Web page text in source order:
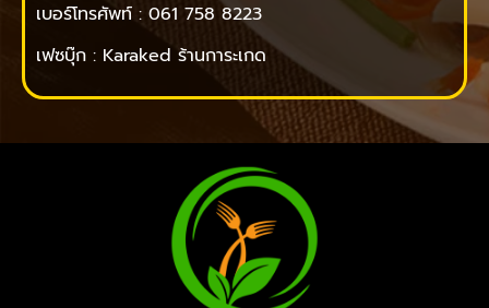
เบอร์โทรศัพท์ : 061 758 8223
เฟซบุ๊ก : Karaked ร้านการะเกด